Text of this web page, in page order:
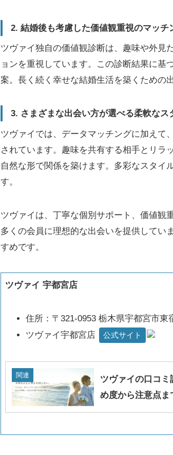
2. 結婚後も考慮した価値観重視のマッチ
ツヴァイ独自の価値観診断は、趣味や外見
ョンを重視しています。この診断結果に基
案。長く続く幸せな結婚生活を築くための
3. さまざまな出会い方が選べる柔軟なス
ツヴァイでは、データマッチングに加えて
されています。趣味を共有する相手とリラ
自然な形で関係を築けます。多彩なスタイ
す。
ツヴァイは、丁寧な個別サポート、価値観
多くの会員に理想的な出会いを提供してい
すめです。
ツヴァイ 宇都宮店
住所：〒321-0953 栃木県宇都宮市
ツヴァイ宇都宮店
公式サイト
関連
ツヴァイの口コ
め度から注意点ま